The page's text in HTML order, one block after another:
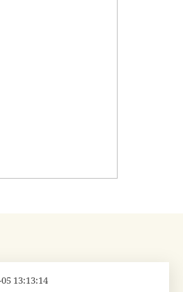
13:13:14